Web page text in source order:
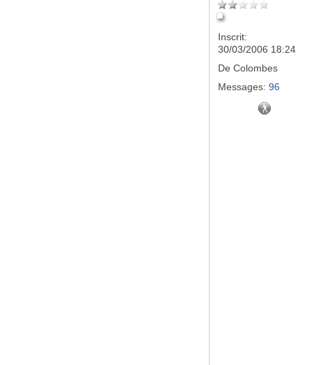
Inscrit:
30/03/2006 18:24
De Colombes
Messages: 96